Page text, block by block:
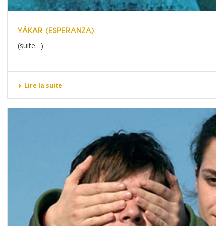
YÁKAR (ESPERANZA)
(suite…)
Lire la suite